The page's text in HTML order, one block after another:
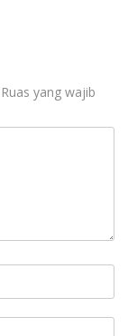
Ruas yang wajib